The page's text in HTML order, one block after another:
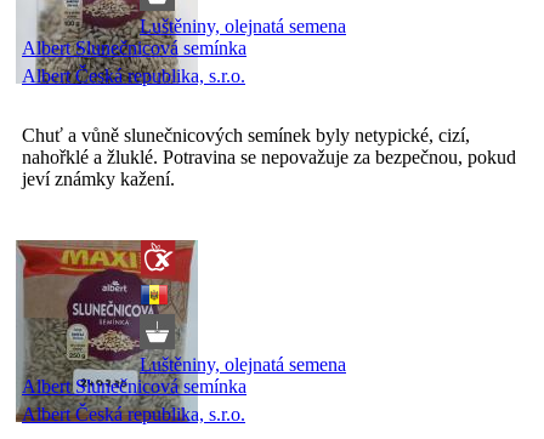
Luštěniny, olejnatá semena
Albert Slunečnicová semínka
Albert Česká republika, s.r.o.
Chuť a vůně slunečnicových semínek byly netypické, cizí,
nahořklé a žluklé. Potravina se nepovažuje za bezpečnou, pokud
jeví známky kažení.
Luštěniny, olejnatá semena
Albert Slunečnicová semínka
Albert Česká republika, s.r.o.